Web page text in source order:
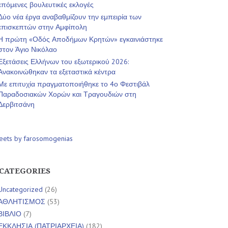
βουλευτικές εκλογές
νέα έργα αναβαθμίζουν την εμπειρία των
στην Αμφίπολη
πρώτη «Οδός Αποδήμων Κρητών» εγκαινιάστηκε
Άγιο Νικόλαο
Ελλήνων του εξωτερικού 2026:
τα εξεταστικά κέντρα
επιτυχία πραγματοποιήθηκε το 4ο Φεστιβάλ
Χορών και Τραγουδιών στη
by farosomogenias
(26)
(53)
(7)
(ΠΑΤΡΙΑΡΧΕΙΑ) (182)